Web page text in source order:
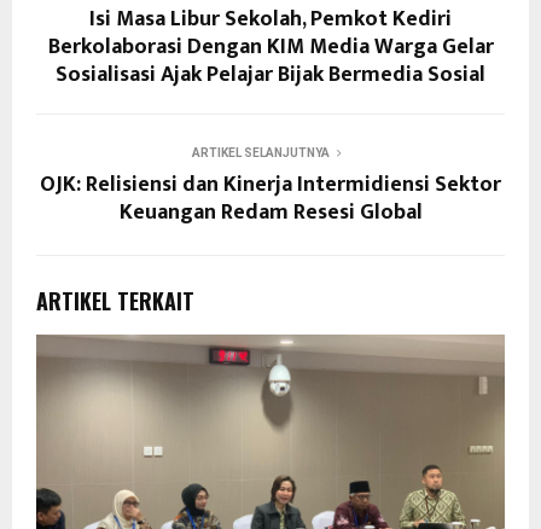
Isi Masa Libur Sekolah, Pemkot Kediri
Berkolaborasi Dengan KIM Media Warga Gelar
Sosialisasi Ajak Pelajar Bijak Bermedia Sosial
ARTIKEL SELANJUTNYA
OJK: Relisiensi dan Kinerja Intermidiensi Sektor
Keuangan Redam Resesi Global
ARTIKEL TERKAIT